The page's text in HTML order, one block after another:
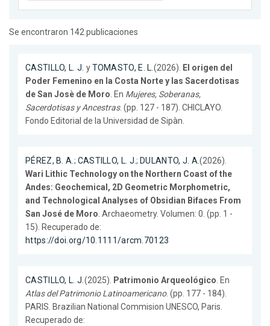
Se encontraron 142 publicaciones
CASTILLO, L. J. yTOMASTO, E. L.(2026). El origen del
Poder Femenino en la Costa Norte y las Sacerdotisas
de San Josè de Moro. En Mujeres, Soberanas,
Sacerdotisas y Ancestras. (pp. 127 - 187). CHICLAYO.
Fondo Editorial de la Universidad de Sipàn.
PÉREZ, B. A.; CASTILLO, L. J.; DULANTO, J. A.(2026).
Wari Lithic Technology on the Northern Coast of the
Andes: Geochemical, 2D Geometric Morphometric,
and Technological Analyses of Obsidian Bifaces From
San José de Moro. Archaeometry. Volumen: 0. (pp. 1 -
15). Recuperado de:
https://doi.org/10.1111/arcm.70123
CASTILLO, L. J.(2025). Patrimonio Arqueológico. En
Atlas del Patrimonio Latinoamericano. (pp. 177 - 184).
PARIS. Brazilian National Commision UNESCO, Paris.
Recuperado de: